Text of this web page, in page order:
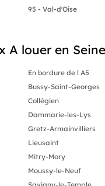
95 - Val-d'Oise
A louer en
En bordure de l A5
Bussy-Saint-Georges
Collégien
Dammarie-les-Lys
Gretz-Armainvilliers
Lieusaint
Mitry-Mory
Moussy-le-Neuf
Savigny-le-Temple